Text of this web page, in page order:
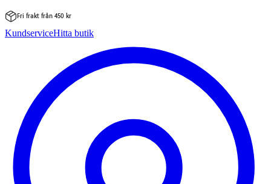
till
Fri frakt från 450 kr
KundserviceHitta butik